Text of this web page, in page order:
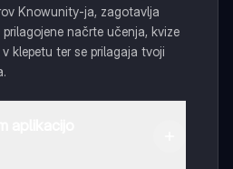
Knowunity-ja, zagotavlja
načrte učenja, kvize
klepetu ter se prilagaja tvoji